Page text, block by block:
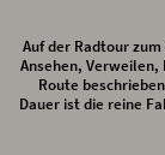
Auf der Radtour
Ansehen, Verweilen,
Route
Dauer ist die reine